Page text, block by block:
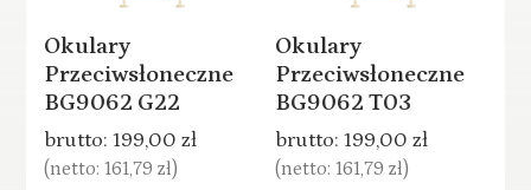
Okulary
Przeciwsłoneczne
BG9062 G22
brutto:199,00 zł
(netto:161,79 zł)
Okulary
Przeciwsłoneczne
BG9062 T03
brutto: 199,00 zł
(netto: 161,79 zł)